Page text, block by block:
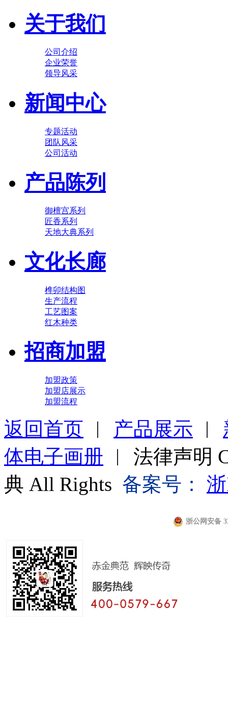
关于我们
公司介绍
企业荣誉
领导风采
新闻中心
专题活动
团队风采
公司活动
产品陈列
御檀宫系列
匠香系列
天地大典系列
文化长廊
榫卯结构图
生产流程
工艺图案
红木种类
招商加盟
加盟政策
加盟店展示
加盟流程
返回首页 ︱ 产品展示 ︱
体电子画册 ︱ 法律声明
典 All Rights 备案号：
浙公网安备